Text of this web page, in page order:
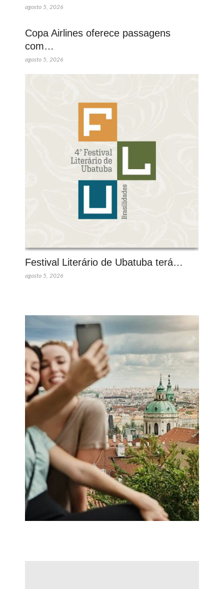
agosto 5, 2026
Copa Airlines oferece passagens
com…
agosto 5, 2026
Festival Literário de Ubatuba terá…
agosto 5, 2026